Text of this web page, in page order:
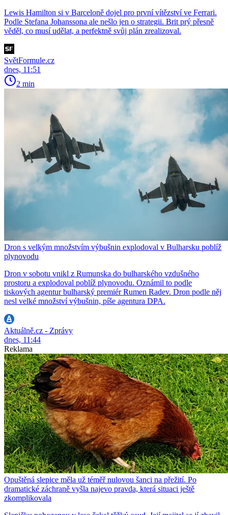
Lewis Hamilton si v Barceloně dojel pro první vítězství ve Ferrari.
Podle Stefana Johanssona ale nešlo jen o strategii. Brit prý přesně
věděl, co musí udělat, a perfektně svůj plán zrealizoval.
SvětFormule.cz
dnes, 11:51
2 min
Dron s velkým množstvím výbušnin explodoval v Bulharsku poblíž
plynovodu
Dron v sobotu vnikl z Rumunska do bulharského vzdušného
prostoru a explodoval poblíž plynovodu. Oznámil to podle
tiskových agentur bulharský premiér Rumen Radev. Dron podle něj
nesl velké množství výbušnin, píše agentura DPA.
Aktuálně.cz - Zprávy
dnes, 11:44
Reklama
Opuštěná slepice měla už téměř nulovou šanci na přežití. Po
dramatické záchraně vyšla najevo pravda, která situaci ještě
zkomplikovala